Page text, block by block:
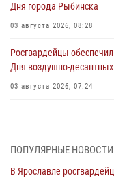
Дня города Рыбинска
03 августа 2026, 08:28
Росгвардейцы
Дня воздушно-десантных
03 августа 2026, 07:24
03 августа 2026, 07:09
Росгвардейцы оказали
ПОПУЛЯРНЫЕ НОВОСТИ
В Ярославле